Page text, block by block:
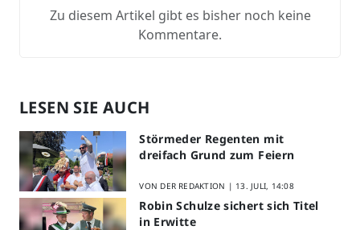
Zu diesem Artikel gibt es bisher noch keine
Kommentare.
LESEN SIE AUCH
Störmeder Regenten mit
dreifach Grund zum Feiern
VON DER REDAKTION | 13. JULI, 14:08
Robin Schulze sichert sich Titel
in Erwitte